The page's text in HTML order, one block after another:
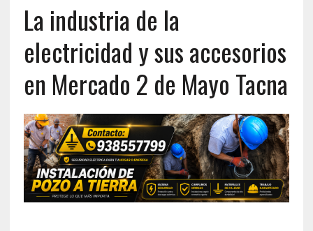
La industria de la
electricidad y sus accesorios
en Mercado 2 de Mayo Tacna